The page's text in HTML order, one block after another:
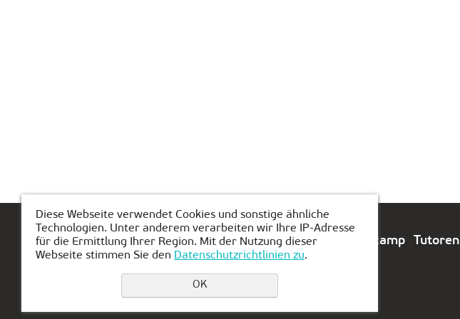
Hauptseite Über KIBERone Module Feriencamp Tutoren
Diese Webseite verwendet Cookies und sonstige ähnliche
Technologien. Unter anderem verarbeiten wir Ihre IP-Adresse
für die Ermittlung Ihrer Region. Mit der Nutzung dieser
Webseite stimmen Sie den Datenschutzrichtlinien zu.
OK